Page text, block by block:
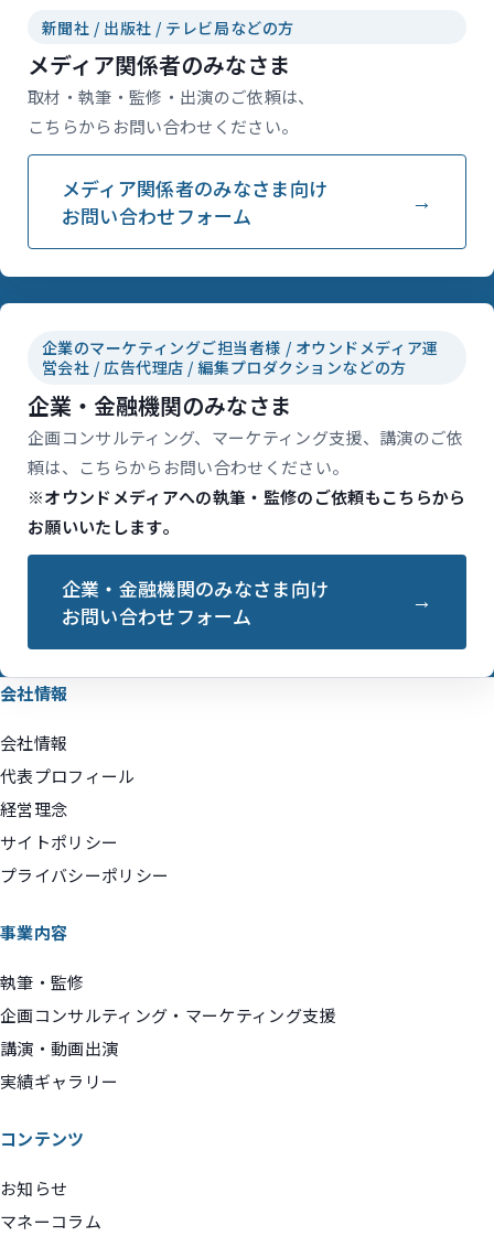
新聞社 / 出版社 / テレビ局などの方
メディア関係者のみなさま
取材・執筆・監修・出演のご依頼は、
こちらからお問い合わせください。
メディア関係者のみなさま向け
お問い合わせフォーム
企業のマーケティングご担当者様 / オウンドメディア運
営会社 / 広告代理店 / 編集プロダクションなどの方
企業・金融機関のみなさま
企画コンサルティング、マーケティング支援、講演のご依
頼は、こちらからお問い合わせください。
※オウンドメディアへの執筆・監修のご依頼もこちらから
お願いいたします。
企業・金融機関のみなさま向け
お問い合わせフォーム
会社情報
会社情報
代表プロフィール
経営理念
サイトポリシー
プライバシーポリシー
事業内容
執筆・監修
企画コンサルティング・マーケティング支援
講演・動画出演
実績ギャラリー
コンテンツ
お知らせ
マネーコラム